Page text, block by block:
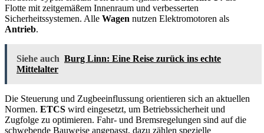
Flotte mit zeitgemäßem Innenraum und verbesserten
Sicherheitssystemen. Alle Wagen nutzen Elektromotoren als
Antrieb.
Siehe auch Burg Linn: Eine Reise zurück ins echte
Mittelalter
Die Steuerung und Zugbeeinflussung orientieren sich an aktuellen
Normen. ETCS wird eingesetzt, um Betriebssicherheit und
Zugfolge zu optimieren. Fahr- und Bremsregelungen sind auf die
schwebende Bauweise angepasst, dazu zählen spezielle